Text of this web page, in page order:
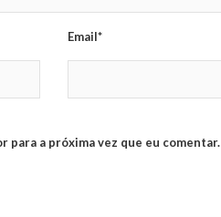
Email*
para a próxima vez que eu comentar.